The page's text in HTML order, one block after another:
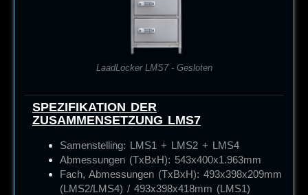
LaadLocker LMS7 - Gesloten
SPEZIFIKATION DER
ZUSAMMENSETZUNG LMS7
Samenstelling: LMS1 + LMS2 + LMS4
Abmessungen (TxBxH): 543x400x1.963mm
Fach, Abmessungen (TxBxH): 493x398x209mm
(LMS2/LMS4) / 493x398x418mm (LMS1)